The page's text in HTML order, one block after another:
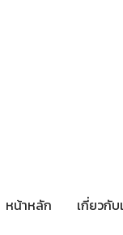
หน้าหลัก เกี่ยวกับ